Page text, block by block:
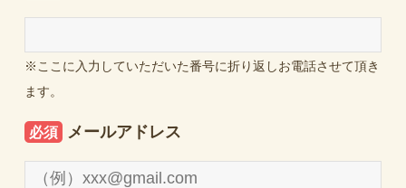
※ここに入力していただいた番号に折り返しお電話させて頂き
ます。
必須 メールアドレス